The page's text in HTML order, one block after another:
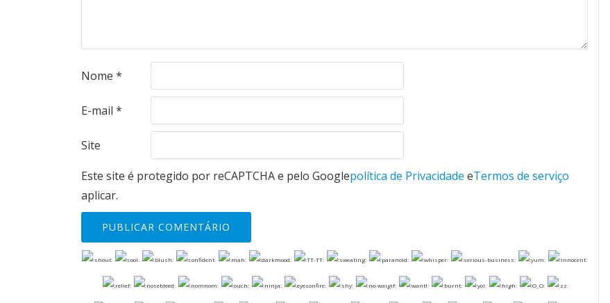
Nome *
E-mail *
Site
Este site é protegido por reCAPTCHA e pelo Googlepolítica de Privacidade eTermos de serviço
aplicar.